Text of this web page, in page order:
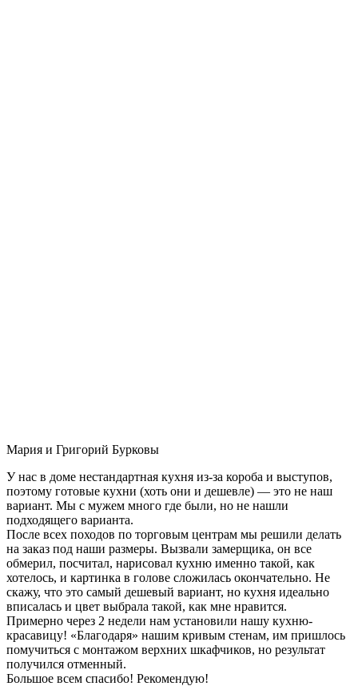
Мария и Григорий Бурковы
У нас в доме нестандартная кухня из-за короба и выступов,
поэтому готовые кухни (хоть они и дешевле) — это не наш
вариант. Мы с мужем много где были, но не нашли
подходящего варианта.
После всех походов по торговым центрам мы решили делать
на заказ под наши размеры. Вызвали замерщика, он все
обмерил, посчитал, нарисовал кухню именно такой, как
хотелось, и картинка в голове сложилась окончательно. Не
скажу, что это самый дешевый вариант, но кухня идеально
вписалась и цвет выбрала такой, как мне нравится.
Примерно через 2 недели нам установили нашу кухню-
красавицу! «Благодаря» нашим кривым стенам, им пришлось
помучиться с монтажом верхних шкафчиков, но результат
получился отменный.
Большое всем спасибо! Рекомендую!